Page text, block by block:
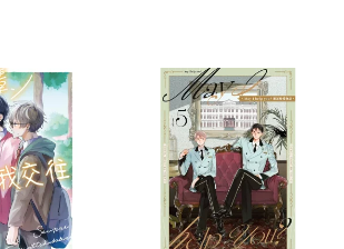
退換貨規範
本店是否提供消費者保護法七日猶